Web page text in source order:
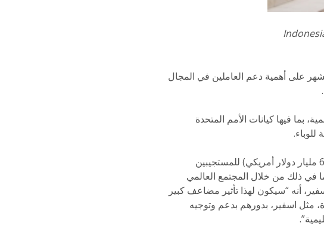
على أهمية دعم العاملين في المجال
بما فيها كيانات الأمم المتحدة
وتدعو الخطة الجهات المانحة إلى توفير تمويل طويل الأمد ومرن وغير مخصص (6.7 مليار دولار أمريكي) للمستجيبين
في ذلك من خلال المجتمع العالمي
لوباء كوفيد-19، بناءً على نصيحة اسفير، أنه “سيكون لهذا تأثير مضاعف كبير
مثل اسفير، بدورهم بدعم وتوجيه